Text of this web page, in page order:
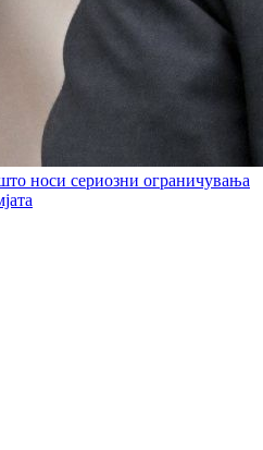
носи сериозни ограничувања